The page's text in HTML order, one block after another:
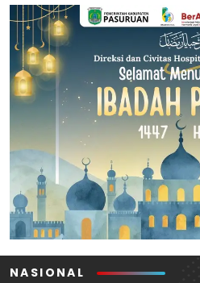
NASIONAL